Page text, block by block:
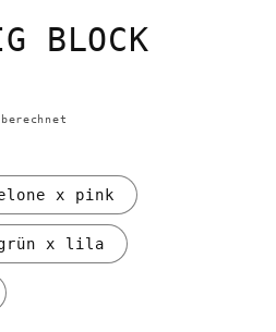
BLOCK
x pink
x lila